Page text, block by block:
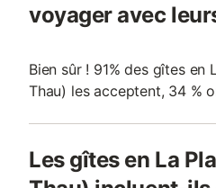
voyager avec
Bien sûr ! 91% des gîtes en
Thau) les acceptent, 34 %
Les gîtes en La